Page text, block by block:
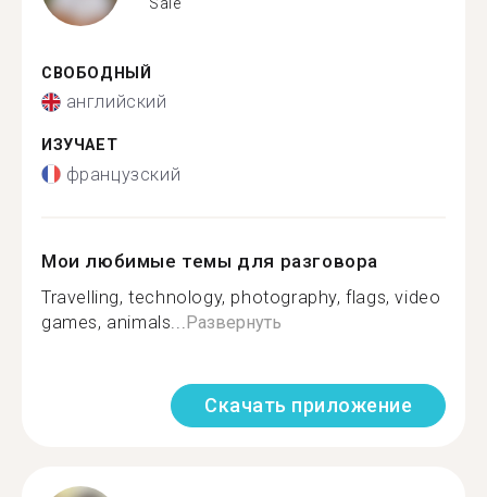
СВОБОДНЫЙ
английский
ИЗУЧАЕТ
французский
Мои любимые темы для разговора
Travelling, technology, photography, flags, video
games, animals... Развернуть
Скачать приложение